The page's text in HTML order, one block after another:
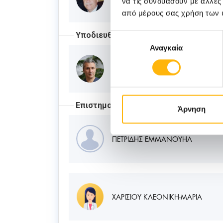
από μέρους σας χρήση των
Επιλογή
συγκατάθεσηςΑναγκαία
Άρνηση
Υποδιευθυντής
ΓΕΩΡΓΙΑΔΗΣ ΙΟΡΔΑΝΗΣ
Επιστημονικοί Συνεργάτες
ΠΕΤΡΙΔΗΣ ΕΜΜΑΝΟΥΗΛ
ΧΑΡΙΣΙΟΥ ΚΛΕΟΝΙΚΗ-ΜΑΡΙΑ